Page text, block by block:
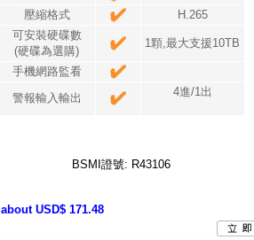
壓縮格式
H.265
可安裝硬碟數
(硬碟為選購)
1顆,最大支援10TB
手機網路監看
警報輸入輸出
4進/1出
BSMI證號: R43106
about USD$ 171.48